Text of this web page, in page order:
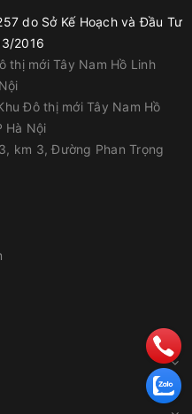
do Sở Kế Hoạch và Đầu Tư
2016
thị mới Tây Nam Hồ Linh
Đô thị mới Tây Nam Hồ
Hà Nội
km 3, Đường Phan Trọng